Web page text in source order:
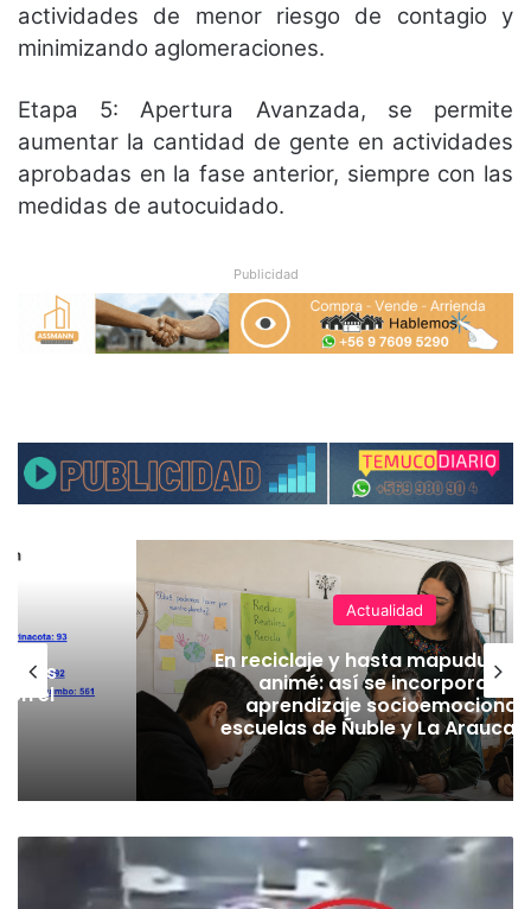
actividades de menor riesgo de contagio y
minimizando aglomeraciones.
Etapa 5: Apertura Avanzada, se permite
aumentar la cantidad de gente en actividades
aprobadas en la fase anterior, siempre con las
medidas de autocuidado.
Publicidad
más
en el
Actualidad
En reciclaje y hasta
animé: así se incorpora el
aprendizaje socioemocional
escuelas de Ñuble y La